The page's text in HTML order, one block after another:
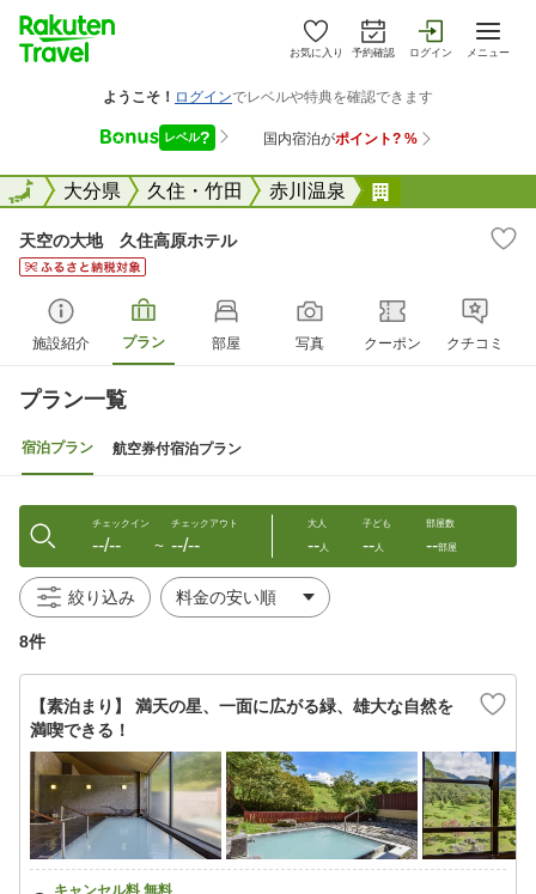
お気に入り 予約確認 ログイン メニュー
全国大分県 久住・竹田 赤川温泉
全国
天空の大地 久住高原ホテル
施設紹介 プラン 部屋 写真 クーポン クチコミ
プラン一覧
宿泊プラン 航空券付宿泊プラン
チェックイン
--/-- 〜
チェックアウト
--/--
大人
--人
子ども
--人
部屋数
--部屋
絞り込み
8件
【素泊まり】 満天の星、一面に広がる緑、雄大な自然を
満喫できる！